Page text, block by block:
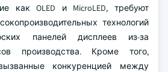
как OLED и MicroLED, требуют
технологий
панелей дисплеев из-за
производства. Кроме того,
конкуренцией между